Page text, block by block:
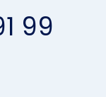
99